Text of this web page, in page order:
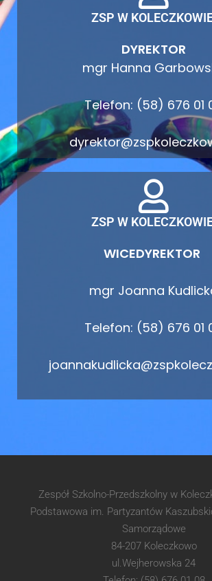
ZSP W
DYREKTOR
mgr Hanna
Telefon: (58) 676 01
ZSP W
WICEDYREKTOR
mgr Joanna
Telefon: (58) 676 01
Zespół Szkolno-Przedszkolny w
Podstawowa im. Partyzantów
Samorządowe
84-207 Koleczkowo
ul.Wejherowska 24